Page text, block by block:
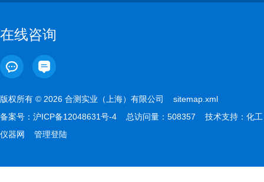
在线咨询
版权所有 © 2026 合测实业（上海）有限公司 sitemap.xml
备案号： 沪ICP备12048631号-4 总访问量：508357 技术支持： 化工
仪器网
管理登陆